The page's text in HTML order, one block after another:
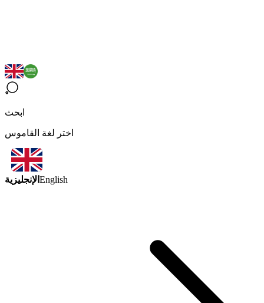
ابحث
اختر لغة القاموس
الإنجليزية English